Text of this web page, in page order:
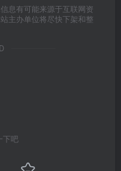
息有可能来源于互联网资
主办单位将尽快下架和整
下吧